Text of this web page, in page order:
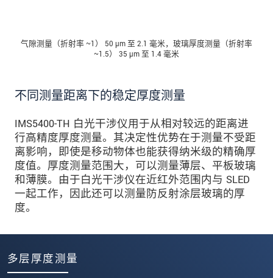
气隙测量（折射率 ~1） 50 µm 至 2.1 毫米，玻璃厚度测量（折射率
~1.5） 35 µm 至 1.4 毫米
不同测量距离下的稳定厚度测量
IMS5400-TH 白光干涉仪用于从相对较远的距离进
行高精度厚度测量。其决定性优势在于测量不受距
离影响，即使是移动物体也能获得纳米级的精确厚
度值。厚度测量范围大，可以测量薄层、平板玻璃
和薄膜。由于白光干涉仪在近红外范围内与 SLED
一起工作，因此还可以测量防反射涂层玻璃的厚
度。
多层厚度测量